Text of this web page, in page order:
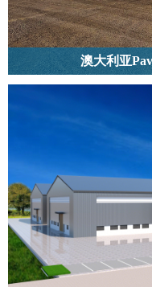
澳大利亚
位于澳大利亚墨尔本的澳大利亚